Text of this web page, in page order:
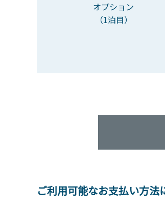
オプション
（1泊目）
ご利用可能なお支払い方法